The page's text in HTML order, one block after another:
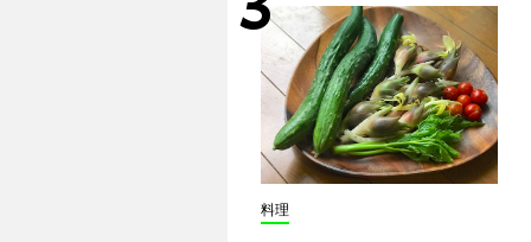
料理